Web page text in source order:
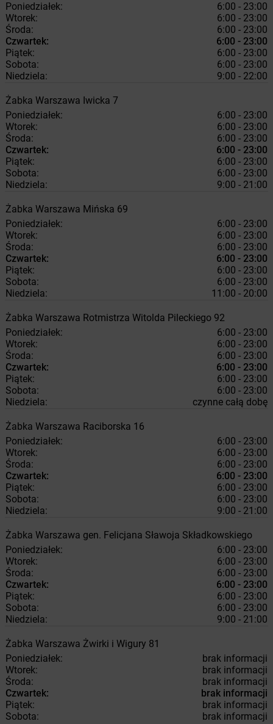
Poniedziałek:
6:00 - 23:00
Wtorek:
6:00 - 23:00
Środa:
6:00 - 23:00
Czwartek:
6:00 - 23:00
Piątek:
6:00 - 23:00
Sobota:
6:00 - 23:00
Niedziela:
9:00 - 22:00
Żabka Warszawa Iwicka 7
Poniedziałek:
6:00 - 23:00
Wtorek:
6:00 - 23:00
Środa:
6:00 - 23:00
Czwartek:
6:00 - 23:00
Piątek:
6:00 - 23:00
Sobota:
6:00 - 23:00
Niedziela:
9:00 - 21:00
Żabka Warszawa Mińska 69
Poniedziałek:
6:00 - 23:00
Wtorek:
6:00 - 23:00
Środa:
6:00 - 23:00
Czwartek:
6:00 - 23:00
Piątek:
6:00 - 23:00
Sobota:
6:00 - 23:00
Niedziela:
11:00 - 20:00
Żabka Warszawa Rotmistrza Witolda Pileckiego 92
Poniedziałek:
6:00 - 23:00
Wtorek:
6:00 - 23:00
Środa:
6:00 - 23:00
Czwartek:
6:00 - 23:00
Piątek:
6:00 - 23:00
Sobota:
6:00 - 23:00
Niedziela:
czynne całą dobę
Żabka Warszawa Raciborska 16
Poniedziałek:
6:00 - 23:00
Wtorek:
6:00 - 23:00
Środa:
6:00 - 23:00
Czwartek:
6:00 - 23:00
Piątek:
6:00 - 23:00
Sobota:
6:00 - 23:00
Niedziela:
9:00 - 21:00
Żabka Warszawa gen. Felicjana Sławoja Składkowskiego
Poniedziałek:
6:00 - 23:00
Wtorek:
6:00 - 23:00
Środa:
6:00 - 23:00
Czwartek:
6:00 - 23:00
Piątek:
6:00 - 23:00
Sobota:
6:00 - 23:00
Niedziela:
9:00 - 21:00
Żabka Warszawa Żwirki i Wigury 81
Poniedziałek:
brak informacji
Wtorek:
brak informacji
Środa:
brak informacji
Czwartek:
brak informacji
Piątek:
brak informacji
Sobota:
brak informacji